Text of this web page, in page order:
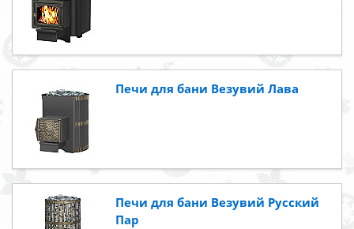
Печи для бани Везувий Лава
Печи для бани Везувий Русский
Пар